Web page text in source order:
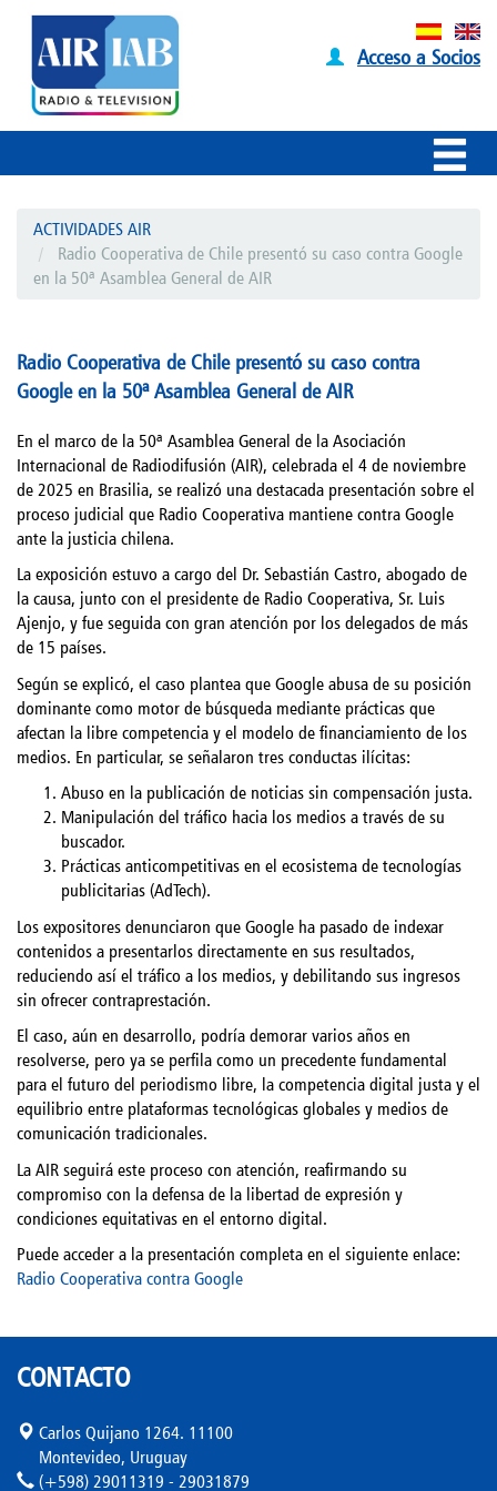
Acceso a Socios
ACTIVIDADES AIR
Radio Cooperativa de Chile presentó su caso contra Google
en la 50ª Asamblea General de AIR
Radio Cooperativa de Chile presentó su caso contra
Google en la 50ª Asamblea General de AIR
En el marco de la 50ª Asamblea General de la Asociación
Internacional de Radiodifusión (AIR), celebrada el 4 de noviembre
de 2025 en Brasilia, se realizó una destacada presentación sobre el
proceso judicial que Radio Cooperativa mantiene contra Google
ante la justicia chilena.
La exposición estuvo a cargo del Dr. Sebastián Castro, abogado de
la causa, junto con el presidente de Radio Cooperativa, Sr. Luis
Ajenjo, y fue seguida con gran atención por los delegados de más
de 15 países.
Según se explicó, el caso plantea que Google abusa de su posición
dominante como motor de búsqueda mediante prácticas que
afectan la libre competencia y el modelo de financiamiento de los
medios. En particular, se señalaron tres conductas ilícitas:
Abuso en la publicación de noticias sin compensación justa.
Manipulación del tráfico hacia los medios a través de su
buscador.
Prácticas anticompetitivas en el ecosistema de tecnologías
publicitarias (AdTech).
Los expositores denunciaron que Google ha pasado de indexar
contenidos a presentarlos directamente en sus resultados,
reduciendo así el tráfico a los medios, y debilitando sus ingresos
sin ofrecer contraprestación.
El caso, aún en desarrollo, podría demorar varios años en
resolverse, pero ya se perfila como un precedente fundamental
para el futuro del periodismo libre, la competencia digital justa y el
equilibrio entre plataformas tecnológicas globales y medios de
comunicación tradicionales.
La AIR seguirá este proceso con atención, reafirmando su
compromiso con la defensa de la libertad de expresión y
condiciones equitativas en el entorno digital.
Puede acceder a la presentación completa en el siguiente enlace:
Radio Cooperativa contra Google
CONTACTO
Carlos Quijano 1264. 11100
Montevideo, Uruguay
(+598) 29011319 - 29031879